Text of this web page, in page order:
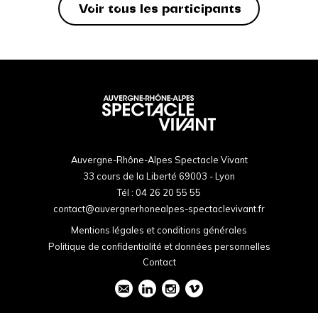
Voir tous les participants
Auvergne-Rhône-Alpes Spectacle Vivant
33 cours de la Liberté 69003 - Lyon
Tél : 04 26 20 55 55
contact@auvergnerhonealpes-spectaclevivant.fr
Mentions légales et conditions générales
Politique de confidentialité et données personnelles
Contact